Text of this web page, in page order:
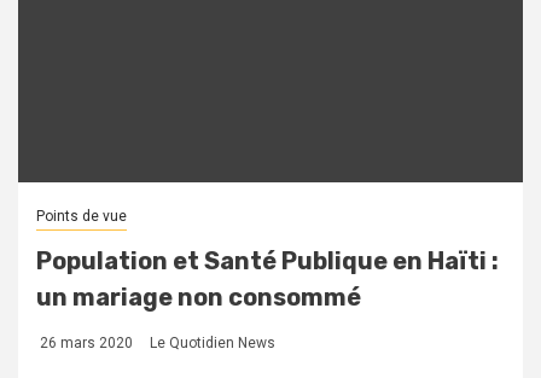
Points de vue
Population et Santé Publique en Haïti :
un mariage non consommé
26 mars 2020 Le Quotidien News